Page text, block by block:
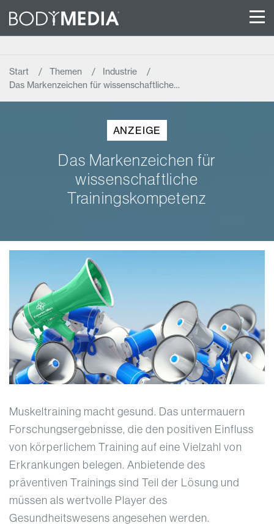
Start Themen
Industrie
Das Markenzeichen für wissenschaftliche…
ANZEIGE
Das Markenzeichen für
wissenschaftliche
Trainingskompetenz
Muskeltraining macht gesund. Das untermauern
Forschungsergebnisse, die den positiven Einfluss
von körperlichem Training auf eine Vielzahl von
Erkrankungen belegen. Anbietende des
präventiven Trainings sind Teil der Lösung und
müssen als wertvolle Player des
Gesundheitswesens angesehen werden.